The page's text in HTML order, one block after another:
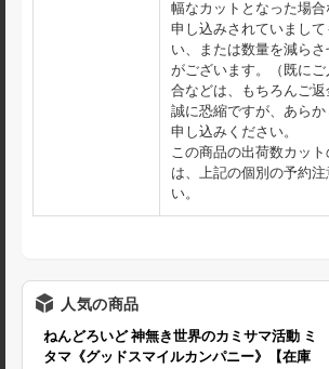
幅なカットとなった場
申し込みされていまし
い、または数量を減ら
がございます。（既に
合などは、もちろんご返
誠に恐縮ですが、あら
申し込みください。
この商品の出荷数カッ
は、上記の個別の予約
い。
人気の商品
ねんどろいど 神無き世界のカミサマ活動 ミ
タマ《グッドスマイルカンパニー》【在庫